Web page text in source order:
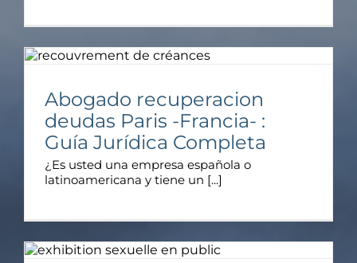
Abogado recuperacion
deudas Paris -Francia- :
Guía Jurídica Completa
¿Es usted una empresa española o
latinoamericana y tiene un [...]